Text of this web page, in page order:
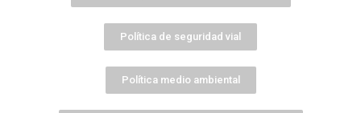
Política de seguridad vial
Política medio ambiental